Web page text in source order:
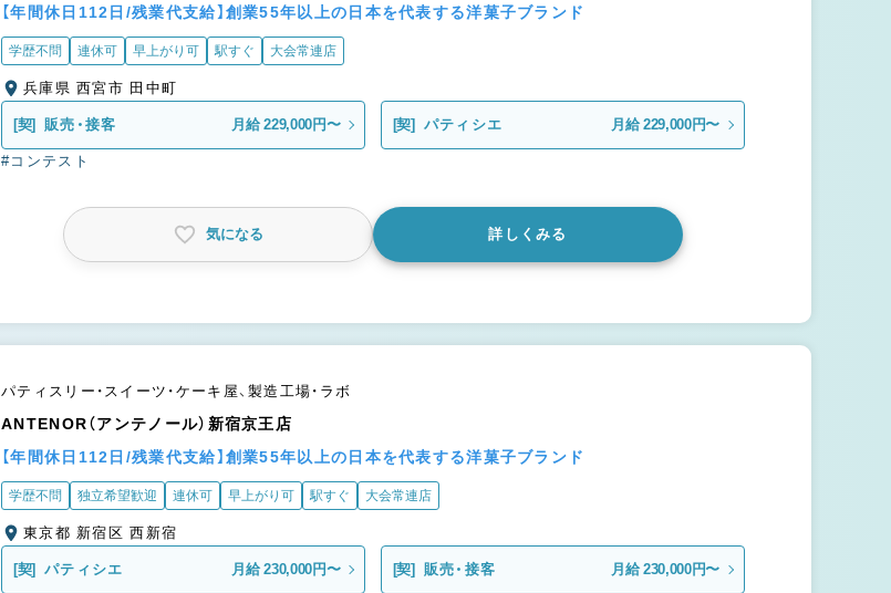
【年間休日112日/残業代支給】創業55年以上の日本を代表する洋菓子ブランド
学歴不問 連休可 早上がり可 駅すぐ 大会常連店
兵庫県 西宮市 田中町
[契] 販売・接客 月給 229,000円〜 [契] パティシエ 月給 229,000円〜
#コンテスト
気になる 詳しくみる
パティスリー・スイーツ・ケーキ屋、製造工場・ラボ
ANTENOR（アンテノール）新宿京王店
【年間休日112日/残業代支給】創業55年以上の日本を代表する洋菓子ブランド
学歴不問 独立希望歓迎 連休可 早上がり可 駅すぐ 大会常連店
東京都 新宿区 西新宿
[契] パティシエ 月給 230,000円〜 [契] 販売・接客 月給 230,000円〜